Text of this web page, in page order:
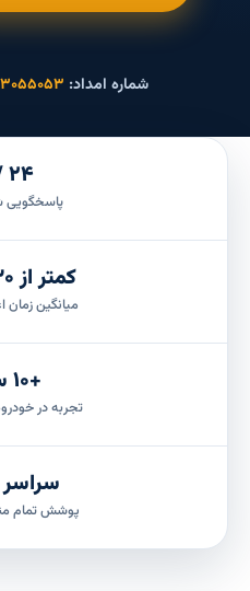
شماره امداد:
۲۴ / ۷
پاسخگویی
کمتر از ۳۰ دقیقه
میانگین زمان
+۱۰ سال
تجربه در
سراسر
پوشش تمام